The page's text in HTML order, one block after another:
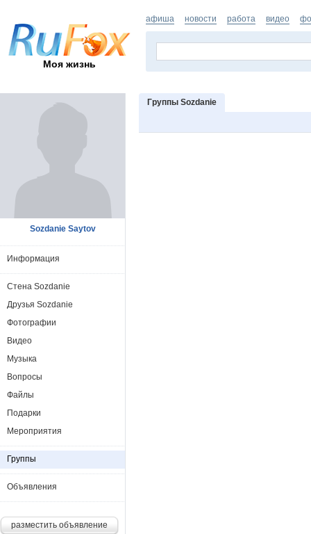
Моя жизнь
афиша новости работа видео
Группы Sozdanie
Sozdanie Saytov
Информация
Стена Sozdanie
Друзья Sozdanie
Фотографии
Видео
Музыка
Вопросы
Файлы
Подарки
Мероприятия
Группы
Объявления
разместить объявление